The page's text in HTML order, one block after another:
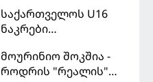
სექტემბერში
გამართავს
საქართველოს U16
ნაკრები
ფინალურ ეტაპზე – A
დივიზიონში
მოურინიო შოკშია -
როდრის "რეალის"